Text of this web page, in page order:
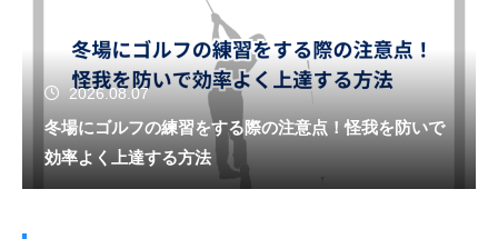
2026.08.07
冬場にゴルフの練習をする際の注意点！怪我を防いで
効率よく上達する方法